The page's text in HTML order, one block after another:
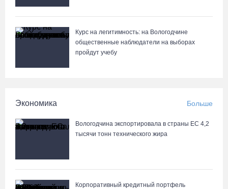
Курс на легитимность: на Вологодчине
общественные наблюдатели на выборах
пройдут учебу
Экономика Больше
Вологодчина экспортировала в страны ЕС 4,2
тысячи тонн технического жира
Корпоративный кредитный портфель